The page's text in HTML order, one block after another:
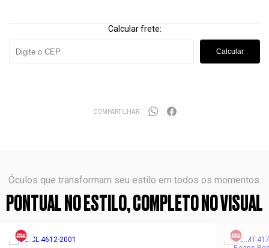
Calcular frete:
Calcular
COMPARTILHAR
Óculos que transformam seu estilo em todos os momentos.
PONTUAL NO ESTILO, COMPLETO NO VISUAL